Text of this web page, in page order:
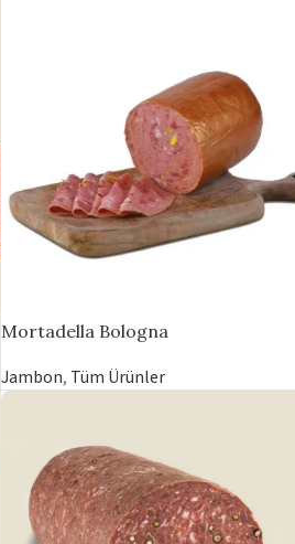
Mortadella Bologna
Jambon, Tüm Ürünler